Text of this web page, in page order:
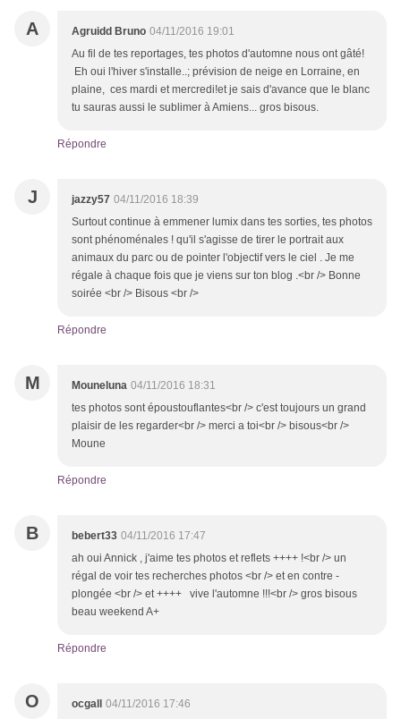
A Agruidd Bruno 04/11/2016 19:01
Au fil de tes reportages, tes photos d'automne nous ont gâté!
Eh oui l'hiver s'installe..; prévision de neige en Lorraine, en
plaine, ces mardi et mercredi!et je sais d'avance que le blanc
tu sauras aussi le sublimer à Amiens... gros bisous.
Répondre
J jazzy57 04/11/2016 18:39
Surtout continue à emmener lumix dans tes sorties, tes photos
sont phénoménales ! qu'il s'agisse de tirer le portrait aux
animaux du parc ou de pointer l'objectif vers le ciel . Je me
régale à chaque fois que je viens sur ton blog .<br /> Bonne
soirée <br /> Bisous <br />
Répondre
M Mouneluna 04/11/2016 18:31
tes photos sont époustouflantes<br /> c'est toujours un grand
plaisir de les regarder<br /> merci a toi<br /> bisous<br />
Moune
Répondre
B bebert33 04/11/2016 17:47
ah oui Annick , j'aime tes photos et reflets ++++ !<br /> un
régal de voir tes recherches photos <br /> et en contre -
plongée <br /> et ++++ vive l'automne !!!<br /> gros bisous
beau weekend A+
Répondre
O ocgall
04/11/2016 17:46